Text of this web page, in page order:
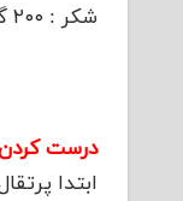
شکر : ۲۰۰ گرم
درست کردن
ابتدا